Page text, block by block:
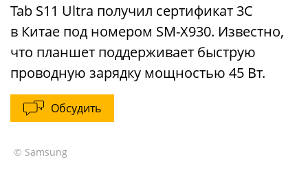
Tab S11 Ultra получил сертификат 3C
в Китае под номером SM-X930. Известно,
что планшет поддерживает быструю
проводную зарядку мощностью 45 Вт.
Обсудить
© Samsung